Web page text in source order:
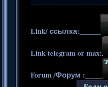
Link/ ссылка:______
Link telegram or max:
Forum /Форум :_____